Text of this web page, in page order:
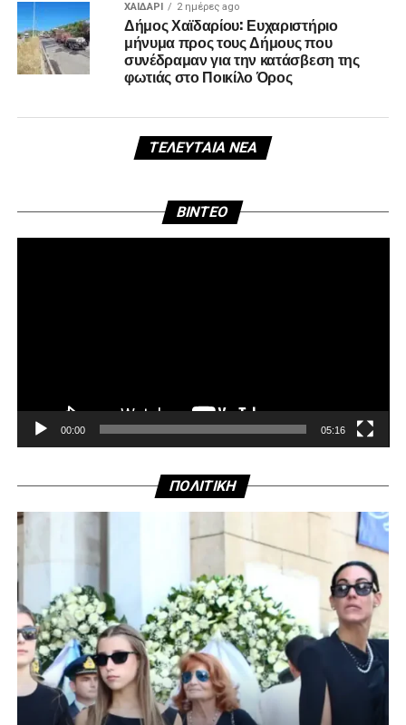
ΧΑΪΔΑΡΙ 2 ημέρες ago
Δήμος Χαϊδαρίου: Ευχαριστήριο
μήνυμα προς τους Δήμους που
συνέδραμαν για την κατάσβεση της
φωτιάς στο Ποικίλο Όρος
ΤΕΛΕΥΤΑΊΑ ΝΈΑ
BINTEO
00:00 05:16
ΠΟΛΙΤΙΚΗ